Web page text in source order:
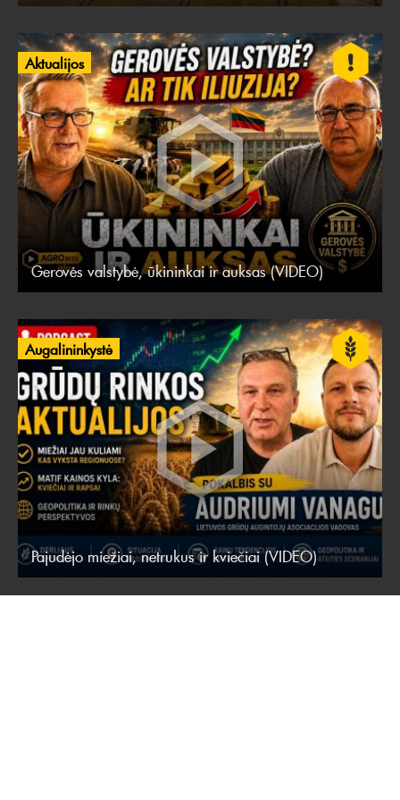
Aktualijos
Gerovės valstybė, ūkininkai ir auksas (VIDEO)
Augalininkystė
Pajudėjo miežiai, netrukus ir kviečiai (VIDEO)